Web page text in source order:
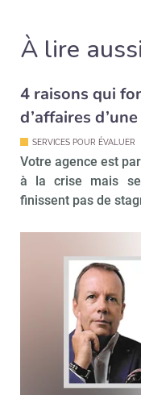
À lire
4 raisons qui
d’affaires
SERVICES POUR ÉVALUER
Votre agence est
à la crise mais
finissent pas de
Non merci, je
!